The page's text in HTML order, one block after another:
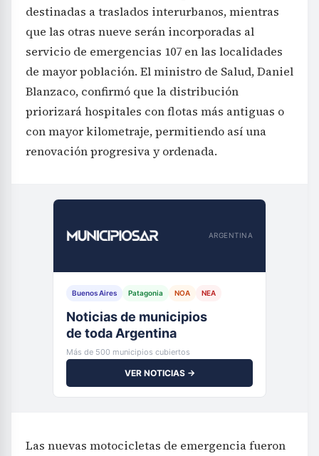
destinadas a traslados interurbanos, mientras
que las otras nueve serán incorporadas al
servicio de emergencias 107 en las localidades
de mayor población. El ministro de Salud, Daniel
Blanzaco, confirmó que la distribución
priorizará hospitales con flotas más antiguas o
con mayor kilometraje, permitiendo así una
renovación progresiva y ordenada.
ARGENTINA
Buenos Aires Patagonia NOA NEA
Noticias de municipios
de toda Argentina
Más de 500 municipios cubiertos
VER NOTICIAS →
Las nuevas motocicletas de emergencia fueron